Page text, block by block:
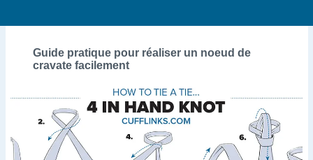
Guide pratique pour réaliser un noeud de
cravate facilement